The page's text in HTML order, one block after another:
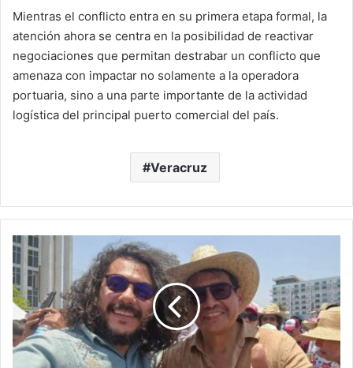
Mientras el conflicto entra en su primera etapa formal, la
atención ahora se centra en la posibilidad de reactivar
negociaciones que permitan destrabar un conflicto que
amenaza con impactar no solamente a la operadora
portuaria, sino a una parte importante de la actividad
logística del principal puerto comercial del país.
Veracruz
DEL
GANADO
A
LOS
HOGARES:
ALERTA
POR
GUSANO